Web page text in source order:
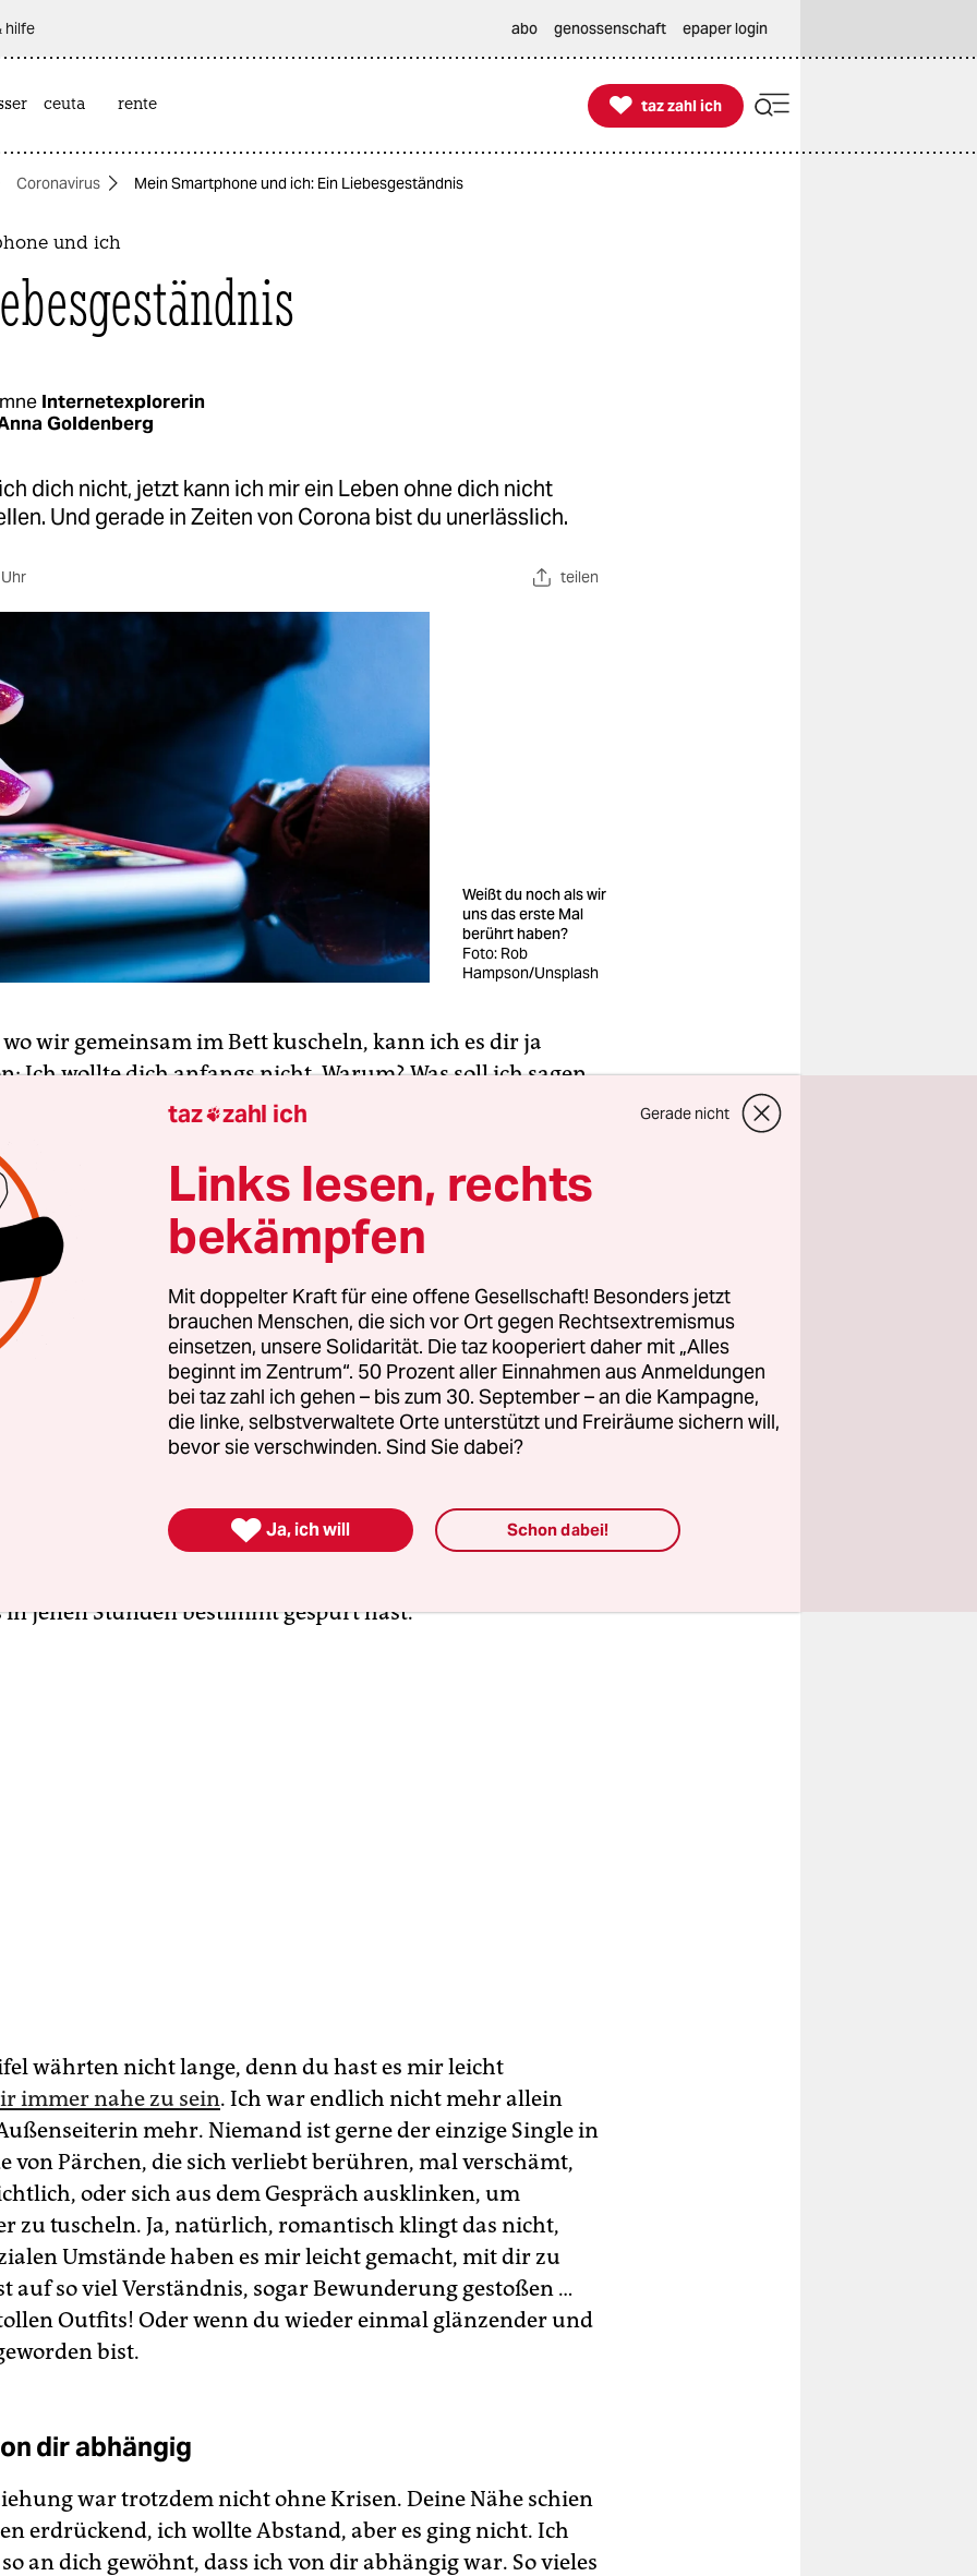
hilfe abo genossenschaft epaper login
ceuta rente 
taz zahl ich
taz zahl ich
Coronavirus Mein Smartphone und ich: Ein Liebesgeständnis
und ich
Internetexplorerin
Goldenberg
dich nicht, jetzt kann ich mir ein Leben ohne dich nicht
Und gerade in Zeiten von Corona bist du unerlässlich.
teilen
Weißt du noch als wir
uns das erste Mal
berührt haben?
Foto: Rob
Hampson/Unsplash
wir gemeinsam im Bett kuscheln, kann ich es dir ja
Ich wollte dich anfangs nicht. Warum? Was soll ich sagen,
jung und verunsichert, begann gerade ein neues
neuen Stadt. Das war schon aufregend genug, und
noch dich? Das schien mir zu viel. Doch meine Mutter
dir eine Chance zu geben. In der Ferne, weitab von
seist du bestimmt gut für mich, sagte sie. Verlässlich,
liebevoll. Das Vertrauen zueinander komme schnell,
und klang dabei wie eine moderne Heiratskupplerin:
man sich immer, fügte sie hinzu. Acht Jahre ist das her.
als wir einander das erste Mal berührten? Die
waren aufregend, es dauerte, bis wir unsere Körper
hatten, bis jede Bewegung die richtige war, bis ein
über die vielen Missgeschicke, die uns anfangs passierten.
eigentlich je daran gezweifelt, ob wir zueinander
in jenen Stunden bestimmt gespürt hast.
währten nicht lange, denn du hast es mir leicht
immer nahe zu sein. Ich war endlich nicht mehr allein
mehr. Niemand ist gerne der einzige Single in
von Pärchen, die sich verliebt berühren, mal verschämt,
oder sich aus dem Gespräch ausklinken, um
zu tuscheln. Ja, natürlich, romantisch klingt das nicht,
Umstände haben es mir leicht gemacht, mit dir zu
auf so viel Verständnis, sogar Bewunderung gestoßen …
Outfits! Oder wenn du wieder einmal glänzender und
bist.
dir abhängig
war trotzdem nicht ohne Krisen. Deine Nähe schien
erdrückend, ich wollte Abstand, aber es ging nicht. Ich
an dich gewöhnt, dass ich von dir abhängig war. So vieles
taz zahl ich Gerade nicht
Links lesen, rechts
bekämpfen
Mit doppelter Kraft für eine offene Gesellschaft! Besonders jetzt
brauchen Menschen, die sich vor Ort gegen Rechtsextremismus
einsetzen, unsere Solidarität. Die taz kooperiert daher mit „Alles
beginnt im Zentrum“. 50 Prozent aller Einnahmen aus Anmeldungen
bei taz zahl ich gehen – bis zum 30. September – an die Kampagne,
die linke, selbstverwaltete Orte unterstützt und Freiräume sichern will,
bevor sie verschwinden. Sind Sie dabei?
 Ja, ich will Schon dabei!